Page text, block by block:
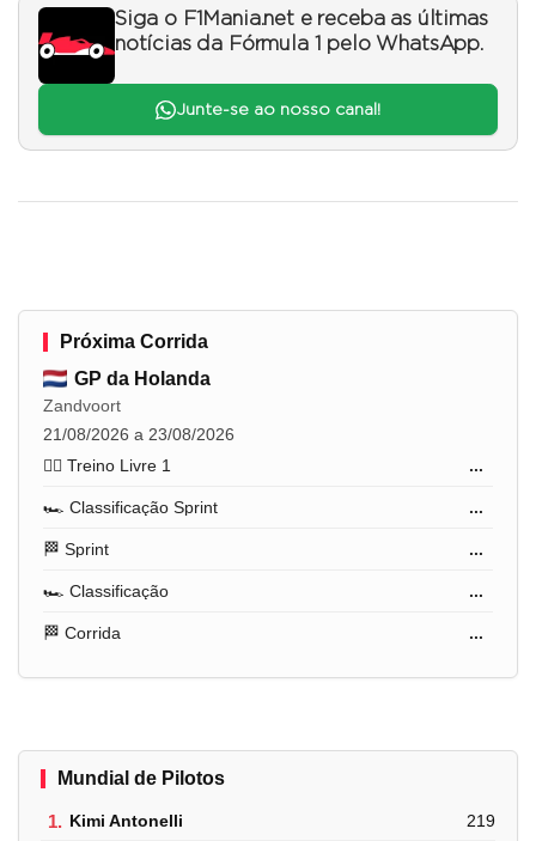
Siga o F1Mania.net e receba as últimas
notícias da Fórmula 1 pelo WhatsApp.
Junte-se ao nosso canal!
Próxima Corrida
GP da Holanda
Zandvoort
21/08/2026 a 23/08/2026
🏋️‍♂️ Treino Livre 1
...
🏎️ Classificação Sprint ...
🏁 Sprint ...
🏎️ Classificação ...
🏁 Corrida ...
Mundial de Pilotos
1. Kimi Antonelli 219